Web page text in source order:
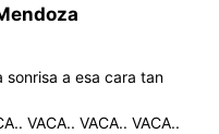
sonrisa a esa cara tan
VACA.. VACA.. VACA..